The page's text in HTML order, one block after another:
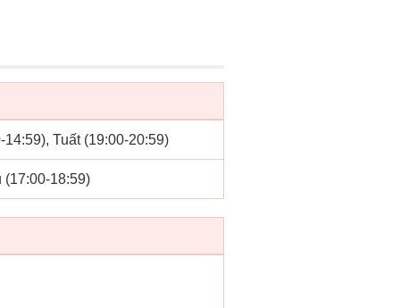
Tuất (19:00-20:59)
(17:00-18:59)